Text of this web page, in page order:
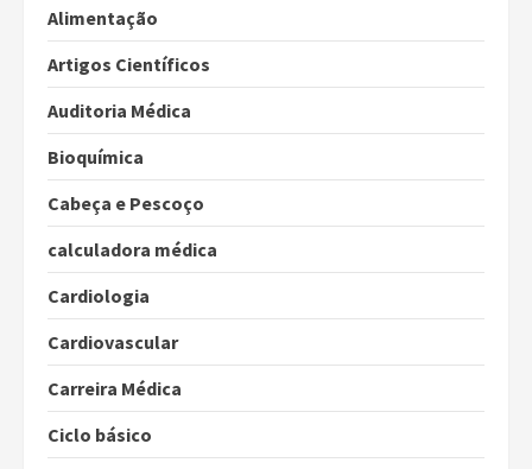
Alimentação
Artigos Científicos
Auditoria Médica
Bioquímica
Cabeça e Pescoço
calculadora médica
Cardiologia
Cardiovascular
Carreira Médica
Ciclo básico